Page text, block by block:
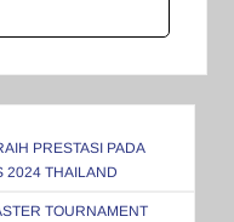
PRESTASI PADA
2024 THAILAND
TOURNAMENT